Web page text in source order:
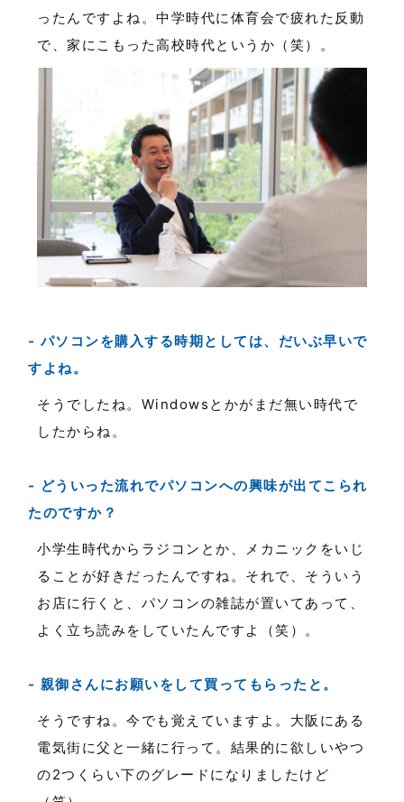
ったんですよね。中学時代に体育会で疲れた反動
で、家にこもった高校時代というか（笑）。
パソコンを購入する時期としては、だいぶ早いで
すよね。
そうでしたね。Windowsとかがまだ無い時代で
したからね。
どういった流れでパソコンへの興味が出てこられ
たのですか？
小学生時代からラジコンとか、メカニックをいじ
ることが好きだったんですね。それで、そういう
お店に行くと、パソコンの雑誌が置いてあって、
よく立ち読みをしていたんですよ（笑）。
親御さんにお願いをして買ってもらったと。
そうですね。今でも覚えていますよ。大阪にある
電気街に父と一緒に行って。結果的に欲しいやつ
の2つくらい下のグレードになりましたけど